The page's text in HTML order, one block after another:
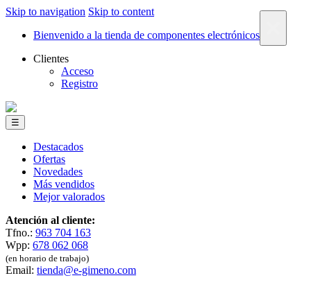
Skip to navigation Skip to content
Bienvenido a la tienda de componentes electrónicos
Clientes
Acceso
Registro
☰
Destacados
Ofertas
Novedades
Más vendidos
Mejor valorados
Atención al cliente:
Tfno.: 963 704 163
Wpp: 678 062 068
(en horario de trabajo)
Email: tienda@e-gimeno.com